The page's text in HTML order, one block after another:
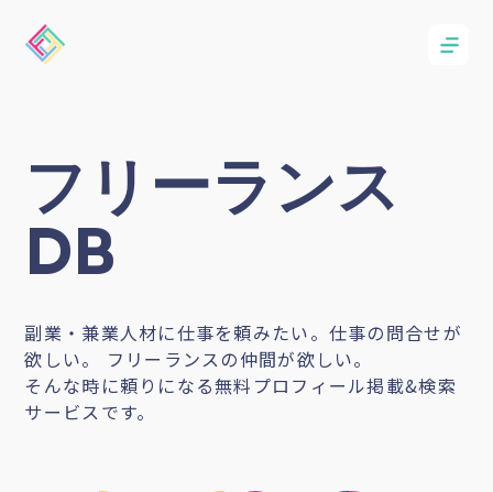
フリーランス
DB
副業・兼業人材に仕事を頼みたい。仕事の問合せが
欲しい。 フリーランスの仲間が欲しい。
そんな時に頼りになる無料プロフィール掲載&検索
サービスです。